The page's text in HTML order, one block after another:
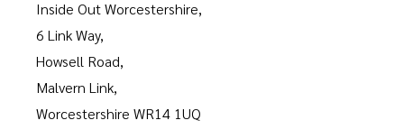
Inside Out Worcestershire,
6 Link Way,
Howsell Road,
Malvern Link,
Worcestershire WR14 1UQ